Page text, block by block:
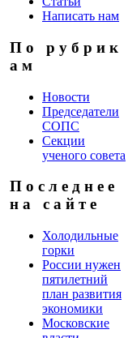
Написать нам
П о р у б р и к
а м
Новости
Председатели
СОПС
Секции
ученого совета
П о с л е д н е е
н а с а й т е
Холодильные
горки
России нужен
пятилетний
план развития
экономики
Московские